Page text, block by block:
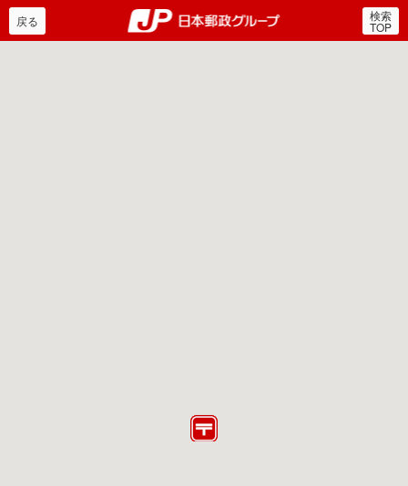
郵便局・日本郵政グルー
戻る 検索
TOP